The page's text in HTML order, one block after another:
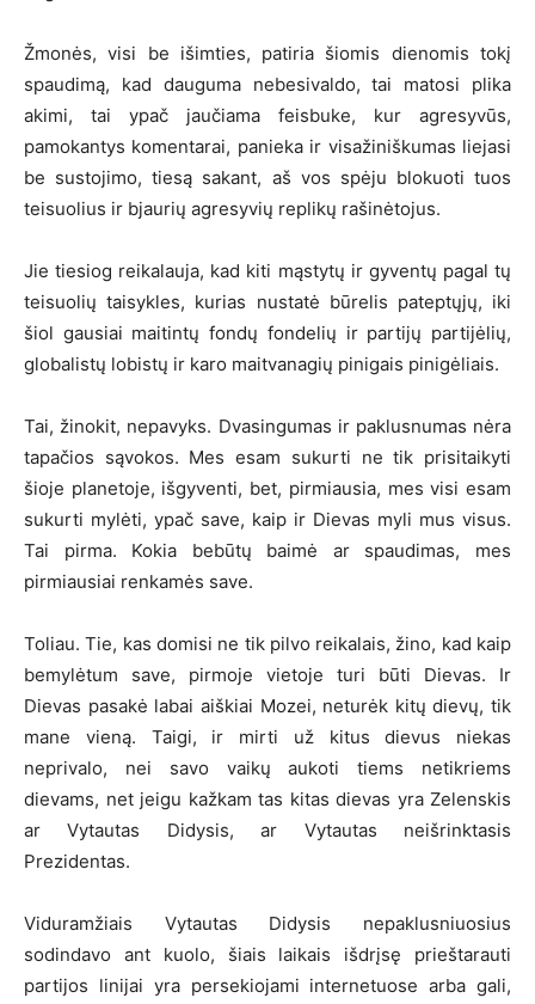
Žmonės, visi be išimties, patiria šiomis dienomis tokį
spaudimą, kad dauguma nebesivaldo, tai matosi plika
akimi, tai ypač jaučiama feisbuke, kur agresyvūs,
pamokantys komentarai, panieka ir visažiniškumas liejasi
be sustojimo, tiesą sakant, aš vos spėju blokuoti tuos
teisuolius ir bjaurių agresyvių replikų rašinėtojus.
Jie tiesiog reikalauja, kad kiti mąstytų ir gyventų pagal tų
teisuolių taisykles, kurias nustatė būrelis pateptųjų, iki
šiol gausiai maitintų fondų fondelių ir partijų partijėlių,
globalistų lobistų ir karo maitvanagių pinigais pinigėliais.
Tai, žinokit, nepavyks. Dvasingumas ir paklusnumas nėra
tapačios sąvokos. Mes esam sukurti ne tik prisitaikyti
šioje planetoje, išgyventi, bet, pirmiausia, mes visi esam
sukurti mylėti, ypač save, kaip ir Dievas myli mus visus.
Tai pirma. Kokia bebūtų baimė ar spaudimas, mes
pirmiausiai renkamės save.
Toliau. Tie, kas domisi ne tik pilvo reikalais, žino, kad kaip
bemylėtum save, pirmoje vietoje turi būti Dievas. Ir
Dievas pasakė labai aiškiai Mozei, neturėk kitų dievų, tik
mane vieną. Taigi, ir mirti už kitus dievus niekas
neprivalo, nei savo vaikų aukoti tiems netikriems
dievams, net jeigu kažkam tas kitas dievas yra Zelenskis
ar Vytautas Didysis, ar Vytautas neišrinktasis
Prezidentas.
Viduramžiais Vytautas Didysis nepaklusniuosius
sodindavo ant kuolo, šiais laikais išdrįsę prieštarauti
partijos linijai yra persekiojami internetuose arba gali,